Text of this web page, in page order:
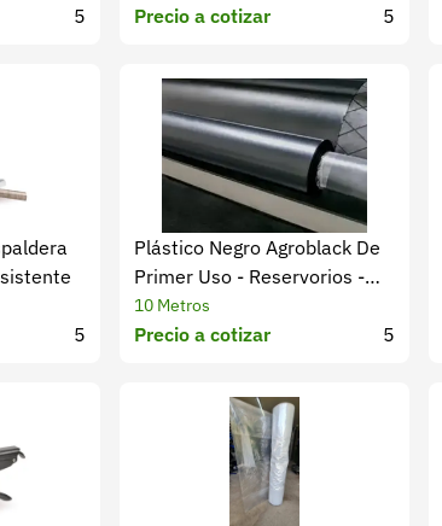
5 Precio a cotizar 5
5
Plástico Negro Agroblack De
Primer Uso - Reservorios -
Cimientos
10 Metros
Precio a cotizar 5